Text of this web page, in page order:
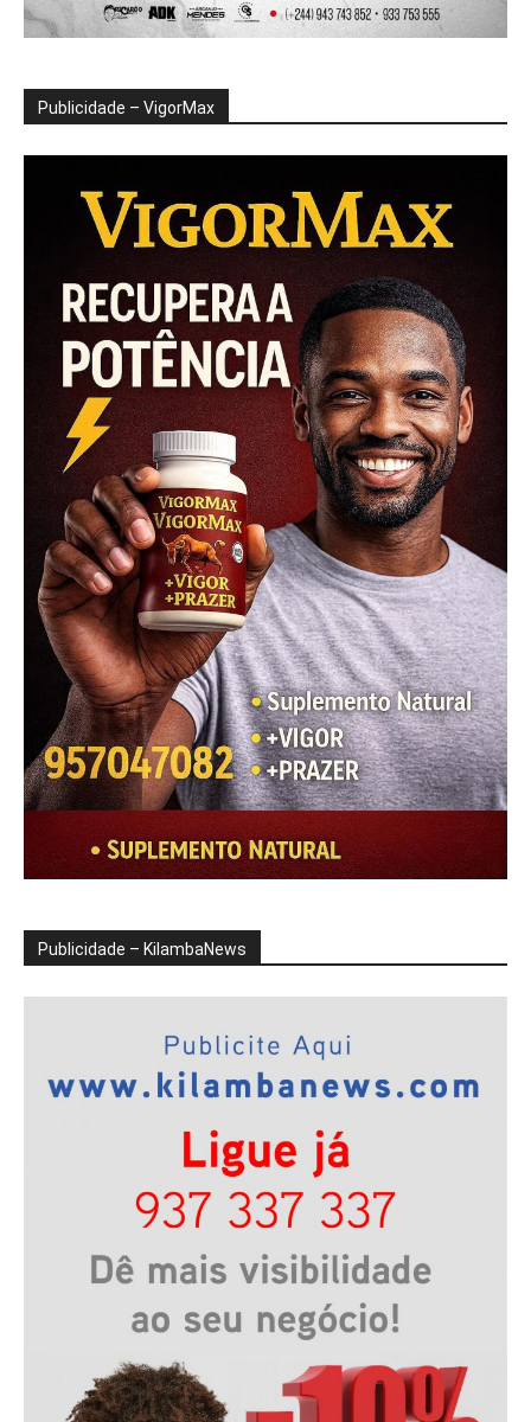
Publicidade – VigorMax
Publicidade – KilambaNews